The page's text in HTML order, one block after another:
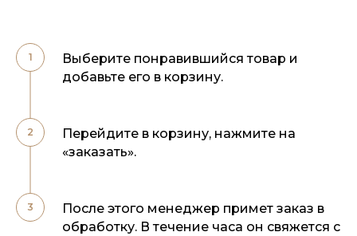
Выберите понравившийся товар и
добавьте его в корзину.
Перейдите в корзину, нажмите на
«заказать».
После этого менеджер примет заказ в
обработку. В течение часа он свяжется с